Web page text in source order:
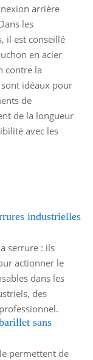
arrière
les
il est conseillé
en acier
contre la
idéaux pour
de
de la longueur
avec les
industrielles
serrure : ils
actionner le
dans les
des
sans
permettent de